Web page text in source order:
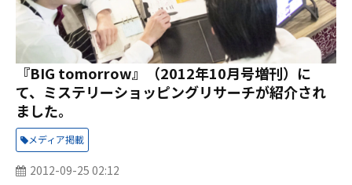
『BIG tomorrow』（2012年10月号増刊）に
て、ミステリーショッピングリサーチが紹介され
ました。
メディア掲載
2012-09-25 02:12